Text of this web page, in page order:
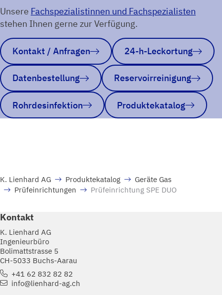
Unsere Fachspezialistinnen und Fachspezialisten
stehen Ihnen gerne zur Verfügung.
Kontakt / Anfragen 24-h-Leckortung
Datenbestellung Reservoirreinigung
Rohrdesinfektion Produktekatalog
K. Lienhard AG Produktekatalog
Geräte Gas
Prüfeinrichtungen
Prüfeinrichtung SPE DUO
Kontakt
K. Lienhard AG
Ingenieurbüro
Bolimattstrasse 5
CH-5033 Buchs-Aarau
+41 62 832 82 82
info@lienhard-ag.ch